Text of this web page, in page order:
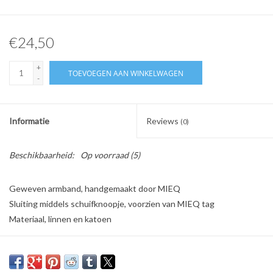
€24,50
+
-
TOEVOEGEN AAN WINKELWAGEN
Informatie Reviews (0)
Beschikbaarheid: Op voorraad(5)
Geweven armband, handgemaakt door MIEQ
Sluiting middels schuifknoopje, voorzien van MIEQ tag
Materiaal, linnen en katoen
MIEQ heeft met veel liefde jouw armband, ketting of ring gemaakt.
MIEQ hoopt dus dat je er veel plezier aan beleeft! MIEQ heeft het